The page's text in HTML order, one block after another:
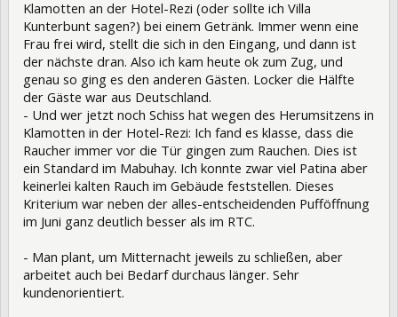
Klamotten an der Hotel-Rezi (oder sollte ich Villa
Kunterbunt sagen?) bei einem Getränk. Immer wenn eine
Frau frei wird, stellt die sich in den Eingang, und dann ist
der nächste dran. Also ich kam heute ok zum Zug, und
genau so ging es den anderen Gästen. Locker die Hälfte
der Gäste war aus Deutschland.
- Und wer jetzt noch Schiss hat wegen des Herumsitzens in
Klamotten in der Hotel-Rezi: Ich fand es klasse, dass die
Raucher immer vor die Tür gingen zum Rauchen. Dies ist
ein Standard im Mabuhay. Ich konnte zwar viel Patina aber
keinerlei kalten Rauch im Gebäude feststellen. Dieses
Kriterium war neben der alles-entscheidenden Pufföffnung
im Juni ganz deutlich besser als im RTC.
- Man plant, um Mitternacht jeweils zu schließen, aber
arbeitet auch bei Bedarf durchaus länger. Sehr
kundenorientiert.